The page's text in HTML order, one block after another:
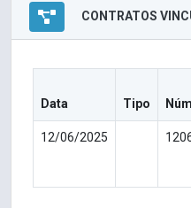
CONTRATOS
Data Tipo
12/06/2025